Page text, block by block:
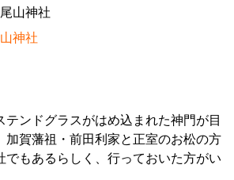
神社
テンドグラスがはめ込まれた神門が目
加賀藩祖・前田利家と正室のお松の方
でもあるらしく、行っておいた方がい